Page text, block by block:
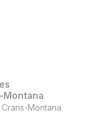
Montana
Montana